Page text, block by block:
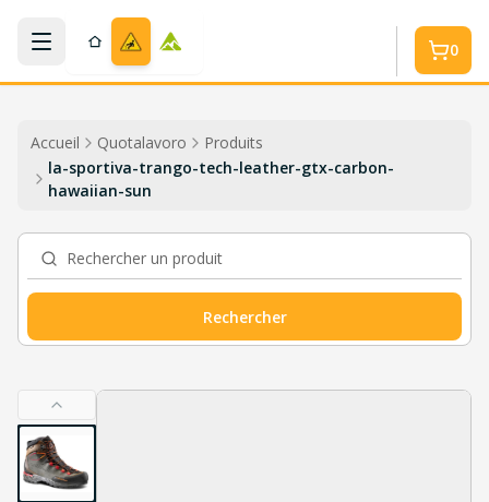
Aller au contenu principal
0
Accueil Quotalavoro
Produits
la-sportiva-trango-tech-leather-gtx-carbon-
hawaiian-sun
Rechercher un produit
Rechercher